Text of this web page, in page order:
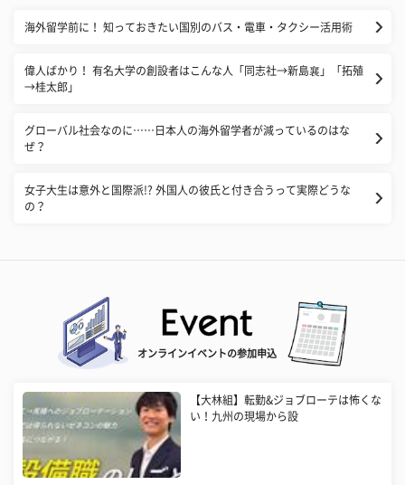
海外留学前に！ 知っておきたい国別のバス・電車・タクシー活用術
偉人ばかり！ 有名大学の創設者はこんな人「同志社→新島襄」「拓殖
→桂太郎」
グローバル社会なのに……日本人の海外留学者が減っているのはな
ぜ？
女子大生は意外と国際派!? 外国人の彼氏と付き合うって実際どうな
の？
オンラインイベントの参加申込
【大林組】転勤&ジョブローテは怖くな
い！九州の現場から設